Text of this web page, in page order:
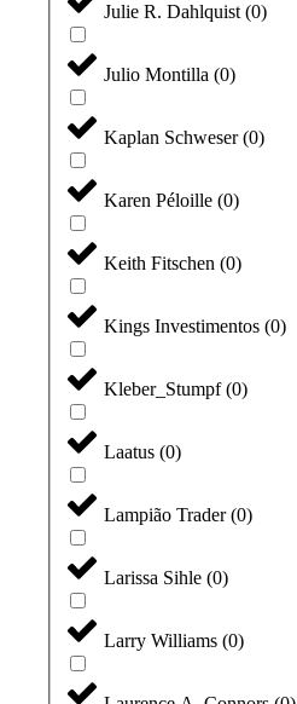
Julie R. Dahlquist(0)
Julio Montilla (0)
Kaplan Schweser(0)
Karen Péloille (0)
Keith Fitschen (0)
Kings Investimentos (0)
Kleber_Stumpf(0)
Laatus (0)
Lampião Trader(0)
Larissa Sihle (0)
Larry Williams (0)